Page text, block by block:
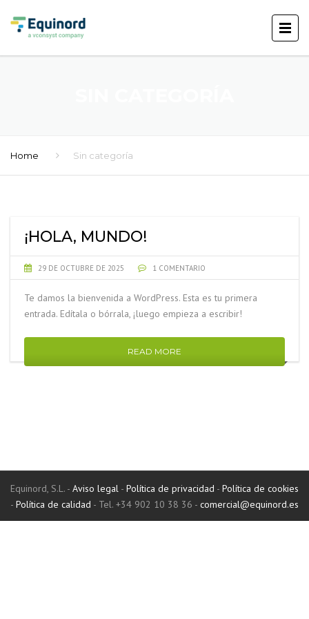
Home Sin categoría
¡HOLA, MUNDO!
29 DE OCTUBRE DE 2025 1 COMENTARIO
Te damos la bienvenida a WordPress. Esta es tu primera
entrada. Edítala o bórrala, ¡luego empieza a escribir!
READ MORE
Equinord, S.L. - Aviso legal - Política de privacidad - Política de cookies
- Política de calidad - Tel. +34 902 10 38 36 - comercial@equinord.es